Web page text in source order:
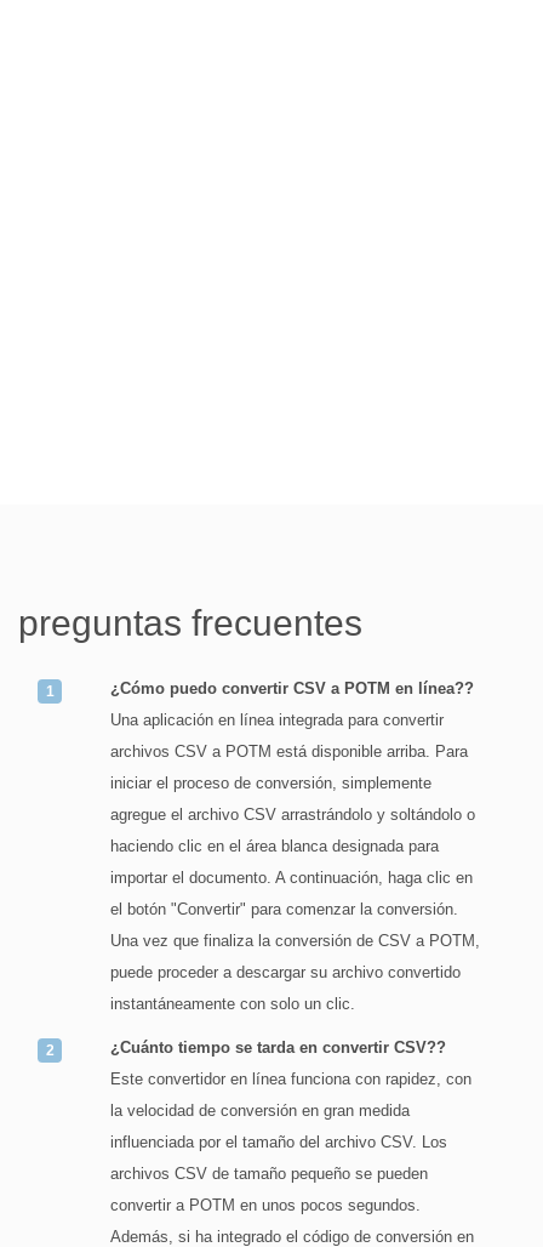
preguntas frecuentes
¿Cómo puedo convertir CSV a POTM en línea??
Una aplicación en línea integrada para convertir
archivos CSV a POTM está disponible arriba. Para
iniciar el proceso de conversión, simplemente
agregue el archivo CSV arrastrándolo y soltándolo o
haciendo clic en el área blanca designada para
importar el documento. A continuación, haga clic en
el botón "Convertir" para comenzar la conversión.
Una vez que finaliza la conversión de CSV a POTM,
puede proceder a descargar su archivo convertido
instantáneamente con solo un clic.
¿Cuánto tiempo se tarda en convertir CSV??
Este convertidor en línea funciona con rapidez, con
la velocidad de conversión en gran medida
influenciada por el tamaño del archivo CSV. Los
archivos CSV de tamaño pequeño se pueden
convertir a POTM en unos pocos segundos.
Además, si ha integrado el código de conversión en